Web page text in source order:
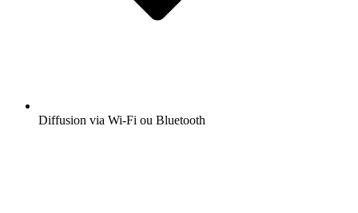
Diffusion via Wi-Fi ou Bluetooth